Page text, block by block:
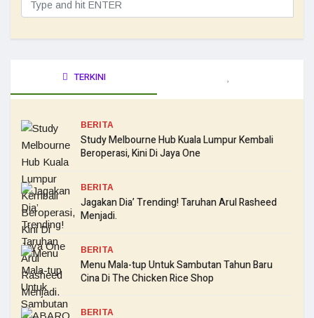
TERKINI
BERITA
Study Melbourne Hub Kuala Lumpur Kembali
Beroperasi, Kini Di Jaya One
BERITA
Jagakan Dia’ Trending! Taruhan Arul Rasheed
Menjadi.
BERITA
Menu Mala-tup Untuk Sambutan Tahun Baru
Cina Di The Chicken Rice Shop
BERITA